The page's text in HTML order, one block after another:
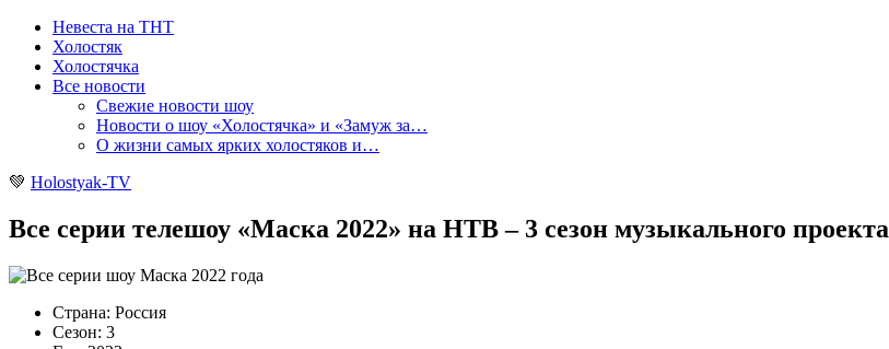
Невеста на ТНТ
Холостяк
Холостячка
Все новости
Свежие новости шоу
Новости о шоу «Холостячка» и «Замуж за…
О жизни самых ярких холостяков и…
💚 Holostyak-TV
Все серии телешоу «Маска 2022» на НТВ – 3 сезон музыкального проекта
Страна: Россия
Сезон: 3